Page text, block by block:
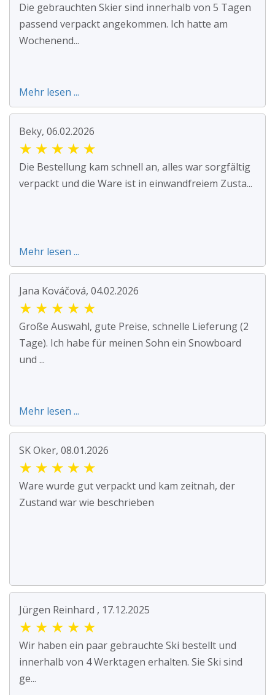
Die gebrauchten Skier sind innerhalb von 5 Tagen
passend verpackt angekommen. Ich hatte am
Wochenend...
Mehr lesen ...
Beky, 06.02.2026
★ ★ ★ ★ ★
Die Bestellung kam schnell an, alles war sorgfältig
verpackt und die Ware ist in einwandfreiem Zusta...
Mehr lesen ...
Jana Kováčová, 04.02.2026
★ ★ ★ ★ ★
Große Auswahl, gute Preise, schnelle Lieferung (2
Tage). Ich habe für meinen Sohn ein Snowboard
und ...
Mehr lesen ...
SK Oker, 08.01.2026
★ ★ ★ ★ ★
Ware wurde gut verpackt und kam zeitnah, der
Zustand war wie beschrieben
Jürgen Reinhard , 17.12.2025
★ ★ ★ ★ ★
Wir haben ein paar gebrauchte Ski bestellt und
innerhalb von 4 Werktagen erhalten. Sie Ski sind
ge...